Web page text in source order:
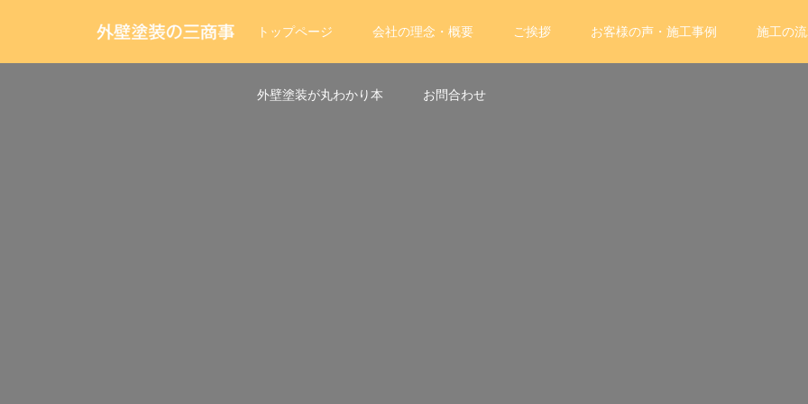
トップページ 会社の理念・概要 ご挨拶 お客様の声・施工事例 施工の
外壁塗装が丸わかり本 お問合わせ